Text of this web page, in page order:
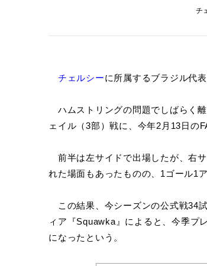
チ
チェルシーに所属するブラジル代
ハムストリングの問題でしばらく
ェイル（3部）戦に、今年2月13日の
前半は左サイドで出場したが、右
れた場面もあったものの、1ゴール1
この結果、今シーズンの公式戦34
ィア『Squawka』によると、今季プ
になったという。